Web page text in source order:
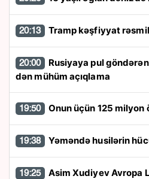
20:13 Tramp kəşfiyyat
20:00
dən mühüm açıqlama
19:50 Onun üçün 125 milyon
19:38 Yəməndə husilərin
19:25